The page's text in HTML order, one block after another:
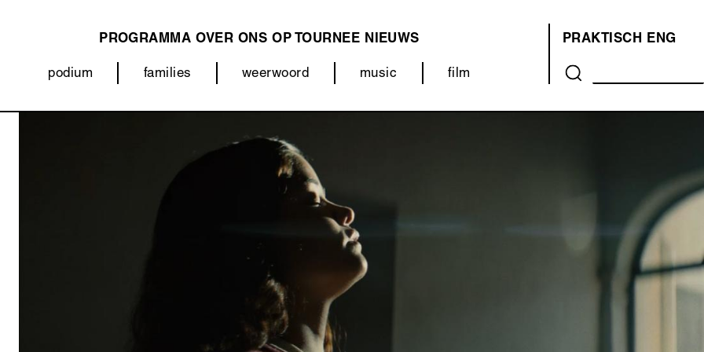
Categorieën
(menu)
podium families weerwoord music film
NAVIGATION
PROGRAMMA OVER ONS OP TOURNEE NIEUWS
OVER
ONS
(MENU)
PRAKTISCH ENG